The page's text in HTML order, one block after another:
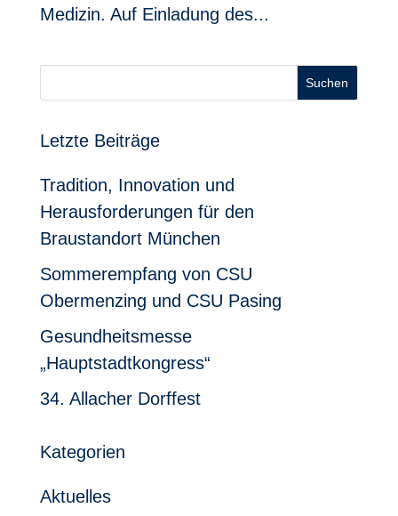
Medizin. Auf Einladung des...
Suchen
Letzte Beiträge
Tradition, Innovation und
Herausforderungen für den
Braustandort München
Sommerempfang von CSU
Obermenzing und CSU Pasing
Gesundheitsmesse
„Hauptstadtkongress“
34. Allacher Dorffest
Kategorien
Aktuelles